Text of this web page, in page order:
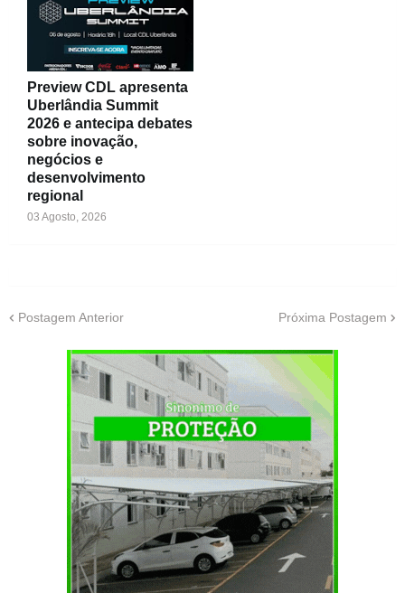
Preview CDL apresenta
Uberlândia Summit
2026 e antecipa debates
sobre inovação,
negócios e
desenvolvimento
regional
03 Agosto, 2026
Postagem Anterior Próxima Postagem